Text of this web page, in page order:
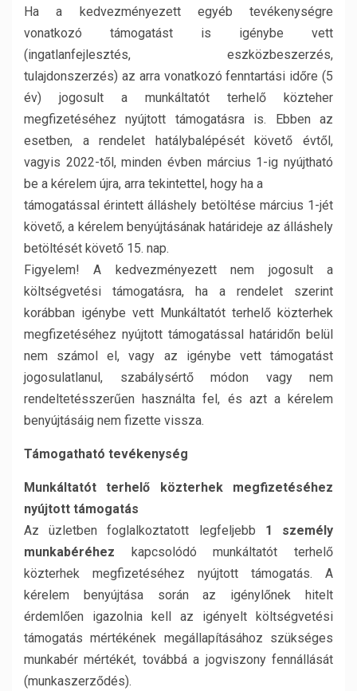
Ha a kedvezményezett egyéb tevékenységre
vonatkozó támogatást is igénybe vett
(ingatlanfejlesztés, eszközbeszerzés,
tulajdonszerzés) az arra vonatkozó fenntartási időre (5
év) jogosult a munkáltatót terhelő közteher
megfizetéséhez nyújtott támogatásra is. Ebben az
esetben, a rendelet hatálybalépését követő évtől,
vagyis 2022-től, minden évben március 1-ig nyújtható
be a kérelem újra, arra tekintettel, hogy ha a
támogatással érintett álláshely betöltése március 1-jét
követő, a kérelem benyújtásának határideje az álláshely
betöltését követő 15. nap.
Figyelem! A kedvezményezett nem jogosult a
költségvetési támogatásra, ha a rendelet szerint
korábban igénybe vett Munkáltatót terhelő közterhek
megfizetéséhez nyújtott támogatással határidőn belül
nem számol el, vagy az igénybe vett támogatást
jogosulatlanul, szabálysértő módon vagy nem
rendeltetésszerűen használta fel, és azt a kérelem
benyújtásáig nem fizette vissza.
Támogatható tevékenység
Munkáltatót terhelő közterhek megfizetéséhez
nyújtott támogatás
Az üzletben foglalkoztatott legfeljebb 1 személy
munkabéréhez kapcsolódó munkáltatót terhelő
közterhek megfizetéséhez nyújtott támogatás. A
kérelem benyújtása során az igénylőnek hitelt
érdemlően igazolnia kell az igényelt költségvetési
támogatás mértékének megállapításához szükséges
munkabér mértékét, továbbá a jogviszony fennállását
(munkaszerződés).